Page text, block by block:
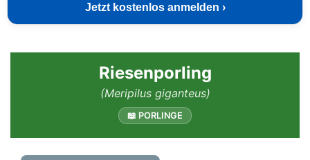
Jetzt kostenlos anmelden ›
Riesenporling
(Meripilus giganteus)
📖 PORLINGE